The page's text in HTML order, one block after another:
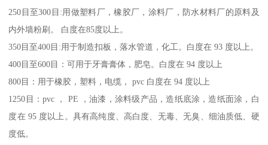
250目至300目:用做塑料厂，橡胶厂，涂料厂，防水材料厂的原料及
内外墙粉刷。 白度在85度以上。
350目至400目:用于制造扣板，落水管道，化工。白度在 93 度以上。
400目至600目：可用于牙膏膏体，肥皂。白度在 94 度以上
800目：用于橡胶，塑料，电缆， pvc 白度在 94 度以上
1250目：pvc ， PE ，油漆，涂料级产品，造纸底涂，造纸面涂，白
度在 95 度以上。具有高纯度、高白度、无毒、无臭、细油质低、硬
度低。